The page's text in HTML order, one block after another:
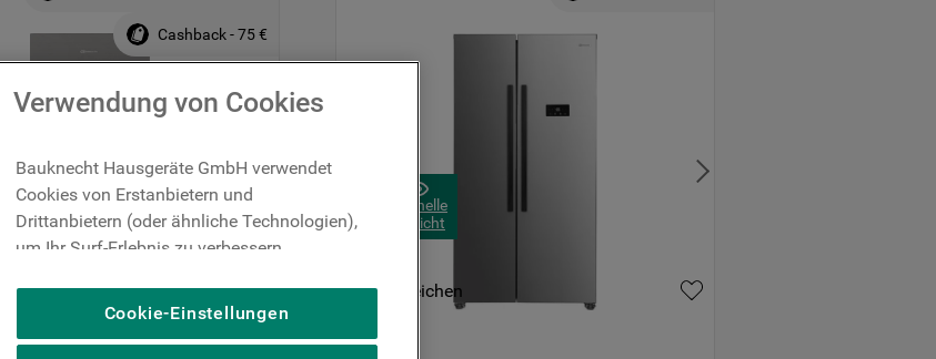
Cashback - 75 €
Schnelle
Ansicht
Vergleichen
Verwendung von Cookies
Bauknecht Hausgeräte GmbH verwendet
Cookies von Erstanbietern und
Drittanbietern (oder ähnliche Technologien),
um Ihr Surf-Erlebnis zu verbessern
Publikum zu messen (Leistungs-Cookies),
um die redaktionellen Inhalte der Website
basierend auf Ihrer Nutzung der Website zu
Cookie-Einstellungen